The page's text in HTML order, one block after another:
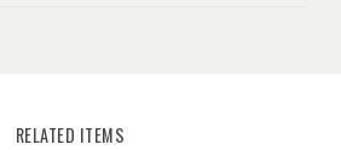
RELATED ITEMS